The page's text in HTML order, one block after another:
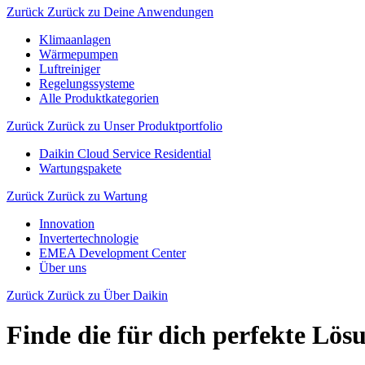
Zurück Zurück zu Deine Anwendungen
Klimaanlagen
Wärmepumpen
Luftreiniger
Regelungssysteme
Alle Produktkategorien
Zurück Zurück zu Unser Produktportfolio
Daikin Cloud Service Residential
Wartungspakete
Zurück Zurück zu Wartung
Innovation
Invertertechnologie
EMEA Development Center
Über uns
Zurück Zurück zu Über Daikin
Finde die für dich perfekte